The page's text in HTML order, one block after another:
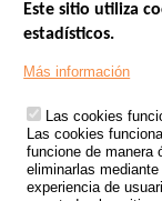
Footer
TRATAMIENTO DE
ACCIDENTES DE
ESTUDIOS
Este sitio utiliza
estadísticos.
Más información
Las cookies
Las cookies
funcione de manera
eliminarlas
experiencia de